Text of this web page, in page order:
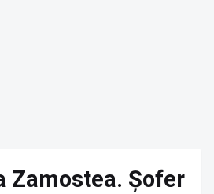
Zamostea. Șofer